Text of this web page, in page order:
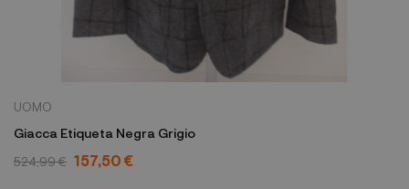
UOMO
Giacca Etiqueta Negra Grigio
524,99 € 157,50 €